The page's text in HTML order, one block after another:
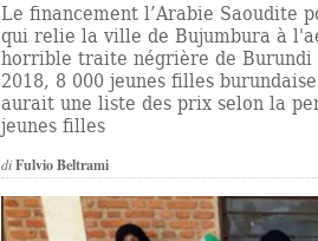
Le financement l’Arabie Saoudite
qui relie la ville de Bujumbura à
horrible traite négrière de Burundi
2018, 8 000 jeunes filles
aurait une liste des prix selon la
jeunes filles
diFulvio Beltrami